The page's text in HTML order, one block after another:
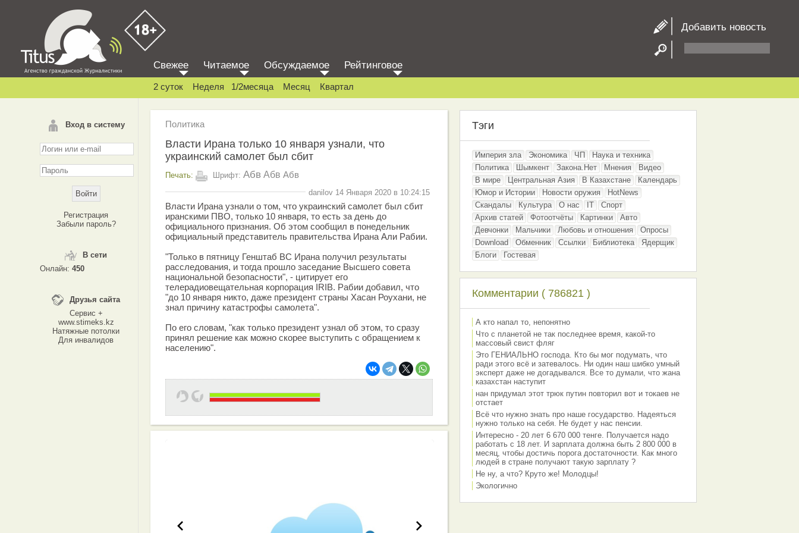
Добавить новость
Вход в систему
Регистрация
Забыли пароль?
В сети
Онлайн: 450
Друзья сайта
Сервис +
www.stimeks.kz
Натяжные потолки
Для инвалидов
Свежее Читаемое Обсуждаемое Рейтинговое
2 суток Неделя 1/2месяца Месяц Квартал
Политика
Власти Ирана только 10 января узнали, что
украинский самолет был сбит
Печать: Шрифт: Абв Абв Абв
danilov 14 Января 2020 в 10:24:15
Власти Ирана узнали о том, что украинский самолет был сбит
иранскими ПВО, только 10 января, то есть за день до
официального признания. Об этом сообщил в понедельник
официальный представитель правительства Ирана Али Рабии.
"Только в пятницу Генштаб ВС Ирана получил результаты
расследования, и тогда прошло заседание Высшего совета
национальной безопасности", - цитирует его
телерадиовещательная корпорация IRIB. Рабии добавил, что
"до 10 января никто, даже президент страны Хасан Роухани, не
знал причину катастрофы самолета".
По его словам, "как только президент узнал об этом, то сразу
принял решение как можно скорее выступить с обращением к
населению".
Тэги
Империя зла Экономика ЧП
Наука и техника
Политика
Шымкент Закона.Нет Мнения
Видео
В мире
Центральная Азия В Казахстане
Календарь
Юмор и Истории
Новости оружия
HotNews
Скандалы
Культура О нас IT
Спорт
Архив статей
Фотоотчёты Картинки
Авто
Девчонки
Мальчики Любовь и отношения
Опросы
Download
Обменник Ссылки Библиотека
Ядерщик
Блоги
Гостевая
Комментарии ( 786821 )
А кто напал то, непонятно
Что с планетой не так последнее время, какой-то
массовый свист фляг
Это ГЕНИАЛЬНО господа. Кто бы мог подумать, что
ради этого всё и затевалось. Ни один наш шибко умный
эксперт даже не догадывался. Все то думали, что жана
казахстан наступит
нан придумал этот трюк путин повторил вот и токаев не
отстает
Всё что нужно знать про наше государство. Надеяться
нужно только на себя. Не будет у нас пенсии.
Интересно - 20 лет 6 670 000 тенге. Получается надо
работать с 18 лет. И зарплата должна быть 2 800 000 в
месяц, чтобы достичь порога достаточности. Как много
людей в стране получают такую зарплату ?
Не ну, а что? Круто же! Молодцы!
Экологично